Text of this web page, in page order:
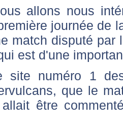
allons nous
journée de
match disputé
est d'une
site numéro 1
que le
être